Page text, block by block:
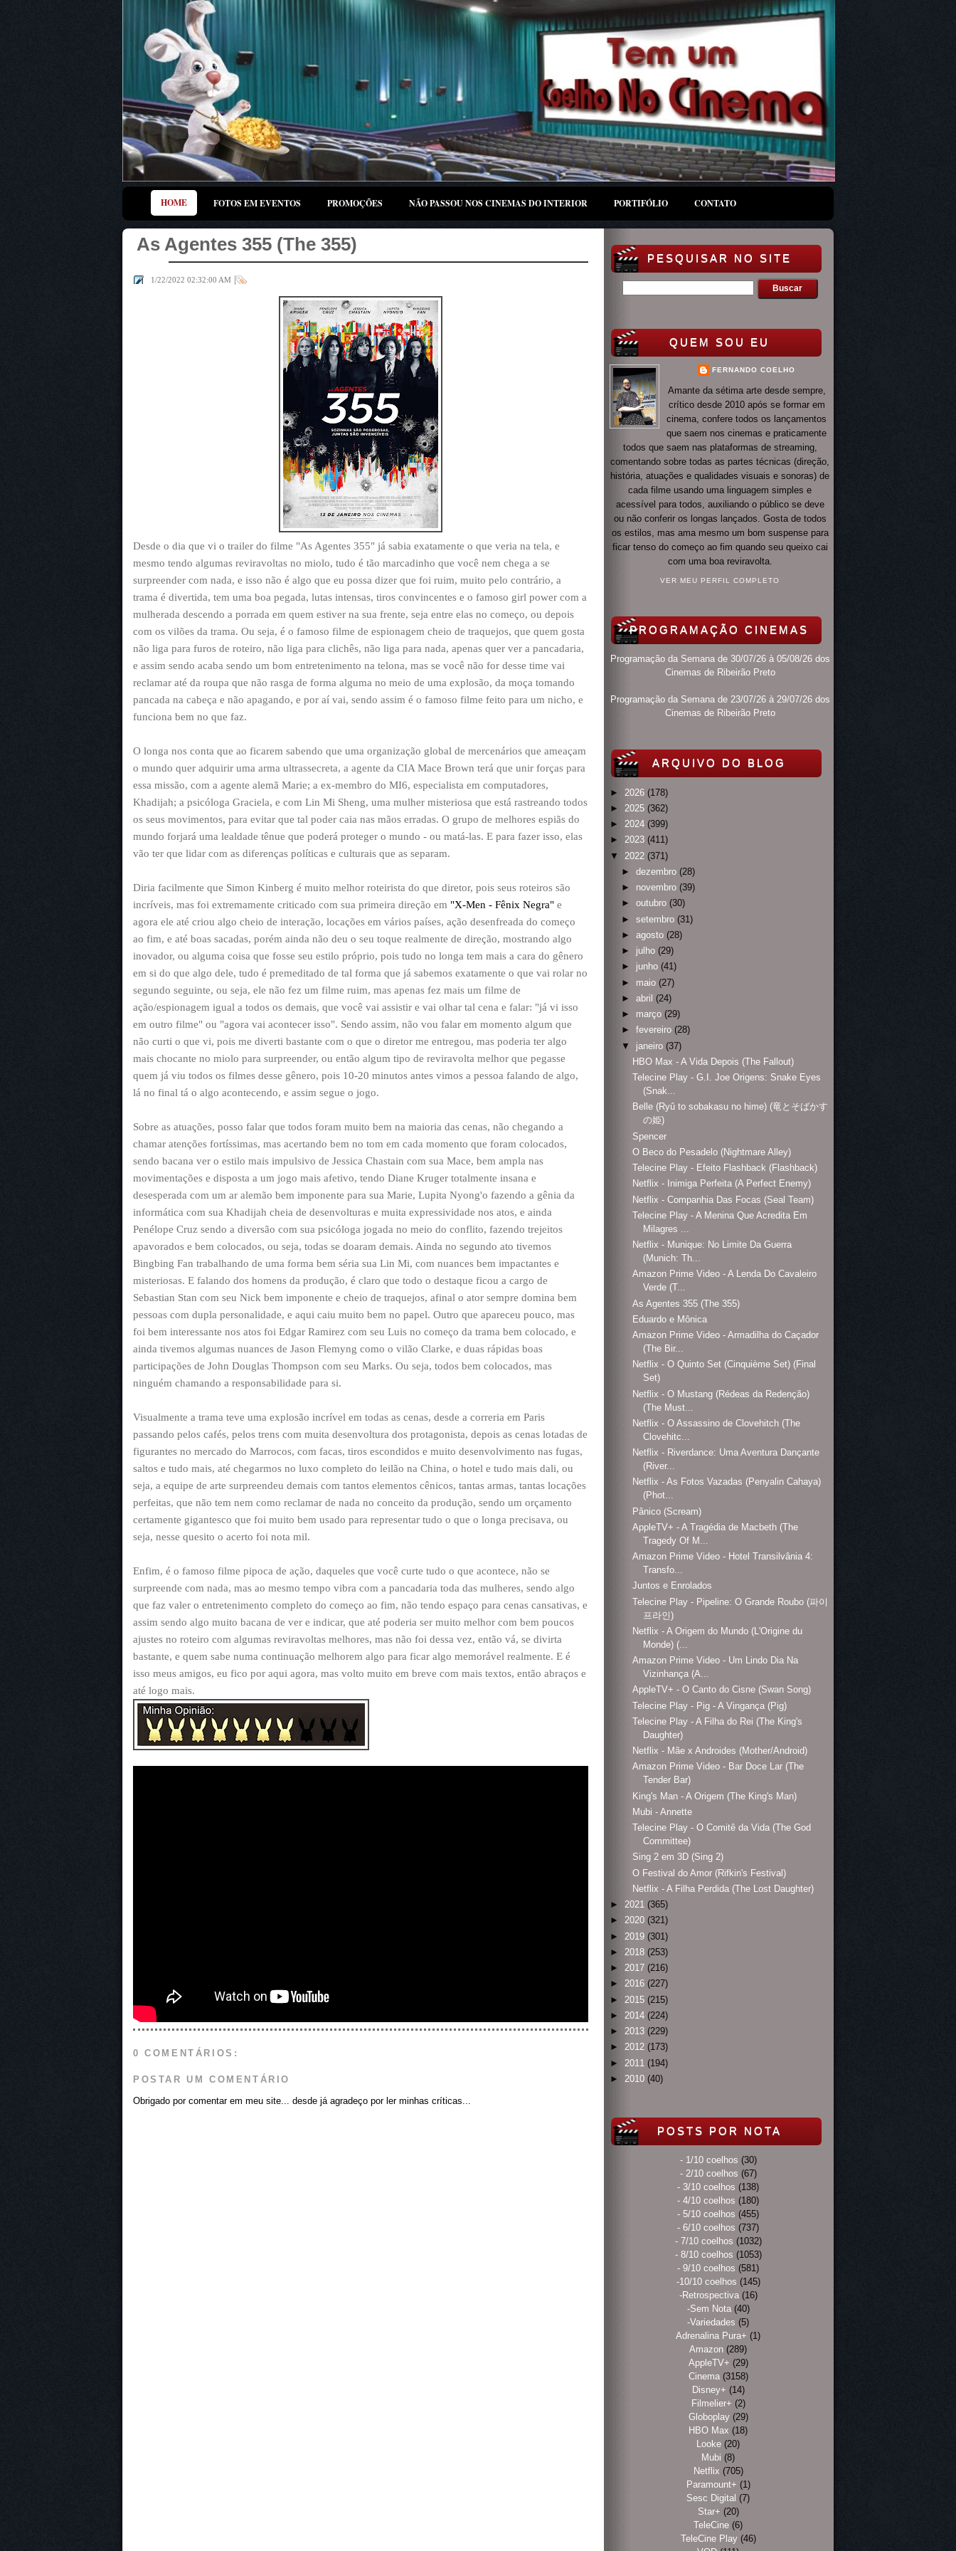
HOME FOTOS EM EVENTOS PROMOÇÕES NÃO PASSOU NOS CINEMAS DO INTERIOR PORTIFÓLIO CONTATO
As Agentes 355 (The 355)
1/22/2022 02:32:00 AM |
Desde o dia que vi o trailer do filme "As Agentes 355" já sabia exatamente o que veria na tela, e
mesmo tendo algumas reviravoltas no miolo, tudo é tão marcadinho que você nem chega a se
surpreender com nada, e isso não é algo que eu possa dizer que foi ruim, muito pelo contrário, a
trama é divertida, tem uma boa pegada, lutas intensas, tiros convincentes e o famoso girl power com a
mulherada descendo a porrada em quem estiver na sua frente, seja entre elas no começo, ou depois
com os vilões da trama. Ou seja, é o famoso filme de espionagem cheio de traquejos, que quem gosta
não liga para furos de roteiro, não liga para clichês, não liga para nada, apenas quer ver a pancadaria,
e assim sendo acaba sendo um bom entretenimento na telona, mas se você não for desse time vai
reclamar até da roupa que não rasga de forma alguma no meio de uma explosão, da moça tomando
pancada na cabeça e não apagando, e por aí vai, sendo assim é o famoso filme feito para um nicho, e
funciona bem no que faz.
O longa nos conta que ao ficarem sabendo que uma organização global de mercenários que ameaçam
o mundo quer adquirir uma arma ultrassecreta, a agente da CIA Mace Brown terá que unir forças para
essa missão, com a agente alemã Marie; a ex-membro do MI6, especialista em computadores,
Khadijah; a psicóloga Graciela, e com Lin Mi Sheng, uma mulher misteriosa que está rastreando todos
os seus movimentos, para evitar que tal poder caia nas mãos erradas. O grupo de melhores espiãs do
mundo forjará uma lealdade tênue que poderá proteger o mundo - ou matá-las. E para fazer isso, elas
vão ter que lidar com as diferenças políticas e culturais que as separam.
Diria facilmente que Simon Kinberg é muito melhor roteirista do que diretor, pois seus roteiros são
incríveis, mas foi extremamente criticado com sua primeira direção em "X-Men - Fênix Negra" e
agora ele até criou algo cheio de interação, locações em vários países, ação desenfreada do começo
ao fim, e até boas sacadas, porém ainda não deu o seu toque realmente de direção, mostrando algo
inovador, ou alguma coisa que fosse seu estilo próprio, pois tudo no longa tem mais a cara do gênero
em si do que algo dele, tudo é premeditado de tal forma que já sabemos exatamente o que vai rolar no
segundo seguinte, ou seja, ele não fez um filme ruim, mas apenas fez mais um filme de
ação/espionagem igual a todos os demais, que você vai assistir e vai olhar tal cena e falar: "já vi isso
em outro filme" ou "agora vai acontecer isso". Sendo assim, não vou falar em momento algum que
não curti o que vi, pois me diverti bastante com o que o diretor me entregou, mas poderia ter algo
mais chocante no miolo para surpreender, ou então algum tipo de reviravolta melhor que pegasse
quem já viu todos os filmes desse gênero, pois 10-20 minutos antes vimos a pessoa falando de algo,
lá no final tá o algo acontecendo, e assim segue o jogo.
Sobre as atuações, posso falar que todos foram muito bem na maioria das cenas, não chegando a
chamar atenções fortíssimas, mas acertando bem no tom em cada momento que foram colocados,
sendo bacana ver o estilo mais impulsivo de Jessica Chastain com sua Mace, bem ampla nas
movimentações e disposta a um jogo mais afetivo, tendo Diane Kruger totalmente insana e
desesperada com um ar alemão bem imponente para sua Marie, Lupita Nyong'o fazendo a gênia da
informática com sua Khadijah cheia de desenvolturas e muita expressividade nos atos, e ainda
Penélope Cruz sendo a diversão com sua psicóloga jogada no meio do conflito, fazendo trejeitos
apavorados e bem colocados, ou seja, todas se doaram demais. Ainda no segundo ato tivemos
Bingbing Fan trabalhando de uma forma bem séria sua Lin Mi, com nuances bem impactantes e
misteriosas. E falando dos homens da produção, é claro que todo o destaque ficou a cargo de
Sebastian Stan com seu Nick bem imponente e cheio de traquejos, afinal o ator sempre domina bem
pessoas com dupla personalidade, e aqui caiu muito bem no papel. Outro que apareceu pouco, mas
foi bem interessante nos atos foi Edgar Ramirez com seu Luis no começo da trama bem colocado, e
ainda tivemos algumas nuances de Jason Flemyng como o vilão Clarke, e duas rápidas boas
participações de John Douglas Thompson com seu Marks. Ou seja, todos bem colocados, mas
ninguém chamando a responsabilidade para si.
Visualmente a trama teve uma explosão incrível em todas as cenas, desde a correria em Paris
passando pelos cafés, pelos trens com muita desenvoltura dos protagonista, depois as cenas lotadas de
figurantes no mercado do Marrocos, com facas, tiros escondidos e muito desenvolvimento nas fugas,
saltos e tudo mais, até chegarmos no luxo completo do leilão na China, o hotel e tudo mais dali, ou
seja, a equipe de arte surpreendeu demais com tantos elementos cênicos, tantas armas, tantas locações
perfeitas, que não tem nem como reclamar de nada no conceito da produção, sendo um orçamento
certamente gigantesco que foi muito bem usado para representar tudo o que o longa precisava, ou
seja, nesse quesito o acerto foi nota mil.
Enfim, é o famoso filme pipoca de ação, daqueles que você curte tudo o que acontece, não se
surpreende com nada, mas ao mesmo tempo vibra com a pancadaria toda das mulheres, sendo algo
que faz valer o entretenimento completo do começo ao fim, não tendo espaço para cenas cansativas, e
assim sendo algo muito bacana de ver e indicar, que até poderia ser muito melhor com bem poucos
ajustes no roteiro com algumas reviravoltas melhores, mas não foi dessa vez, então vá, se divirta
bastante, e quem sabe numa continuação melhorem algo para ficar algo memorável realmente. E é
isso meus amigos, eu fico por aqui agora, mas volto muito em breve com mais textos, então abraços e
até logo mais.
0 COMENTÁRIOS:
POSTAR UM COMENTÁRIO
Obrigado por comentar em meu site... desde já agradeço por ler minhas críticas...
PESQUISAR NO SITE
QUEM SOU EU
FERNANDO COELHO
Amante da sétima arte desde sempre,
crítico desde 2010 após se formar em
cinema, confere todos os lançamentos
que saem nos cinemas e praticamente
todos que saem nas plataformas de streaming,
comentando sobre todas as partes técnicas (direção,
história, atuações e qualidades visuais e sonoras) de
cada filme usando uma linguagem simples e
acessível para todos, auxiliando o público se deve
ou não conferir os longas lançados. Gosta de todos
os estilos, mas ama mesmo um bom suspense para
ficar tenso do começo ao fim quando seu queixo cai
com uma boa reviravolta.
VER MEU PERFIL COMPLETO
PROGRAMAÇÃO CINEMAS
Programação da Semana de 30/07/26 à 05/08/26 dos
Cinemas de Ribeirão Preto
Programação da Semana de 23/07/26 à 29/07/26 dos
Cinemas de Ribeirão Preto
ARQUIVO DO BLOG
► 2026 (178)
► 2025 (362)
► 2024 (399)
► 2023 (411)
▼
2022 (371)
► dezembro (28)
► novembro (39)
► outubro (30)
► setembro (31)
► agosto (28)
► julho (29)
► junho (41)
► maio (27)
► abril (24)
► março (29)
► fevereiro (28)
▼
janeiro (37)
HBO Max - A Vida Depois (The Fallout)
Telecine Play - G.I. Joe Origens: Snake Eyes
(Snak...
Belle (Ryû to sobakasu no hime) (竜とそばかす
の姫)
Spencer
O Beco do Pesadelo (Nightmare Alley)
Telecine Play - Efeito Flashback (Flashback)
Netflix - Inimiga Perfeita (A Perfect Enemy)
Netflix - Companhia Das Focas (Seal Team)
Telecine Play - A Menina Que Acredita Em
Milagres ...
Netflix - Munique: No Limite Da Guerra
(Munich: Th...
Amazon Prime Video - A Lenda Do Cavaleiro
Verde (T...
As Agentes 355 (The 355)
Eduardo e Mônica
Amazon Prime Video - Armadilha do Caçador
(The Bir...
Netflix - O Quinto Set (Cinquième Set) (Final
Set)
Netflix - O Mustang (Rédeas da Redenção)
(The Must...
Netflix - O Assassino de Clovehitch (The
Clovehitc...
Netflix - Riverdance: Uma Aventura Dançante
(River...
Netflix - As Fotos Vazadas (Penyalin Cahaya)
(Phot...
Pânico (Scream)
AppleTV+ - A Tragédia de Macbeth (The
Tragedy Of M...
Amazon Prime Video - Hotel Transilvânia 4:
Transfo...
Juntos e Enrolados
Telecine Play - Pipeline: O Grande Roubo (파이
프라인)
Netflix - A Origem do Mundo (L'Origine du
Monde) (...
Amazon Prime Video - Um Lindo Dia Na
Vizinhança (A...
AppleTV+ - O Canto do Cisne (Swan Song)
Telecine Play - Pig - A Vingança (Pig)
Telecine Play - A Filha do Rei (The King's
Daughter)
Netflix - Mãe x Androides (Mother/Android)
Amazon Prime Video - Bar Doce Lar (The
Tender Bar)
King's Man - A Origem (The King's Man)
Mubi - Annette
Telecine Play - O Comitê da Vida (The God
Committee)
Sing 2 em 3D (Sing 2)
O Festival do Amor (Rifkin's Festival)
Netflix - A Filha Perdida (The Lost Daughter)
► 2021 (365)
► 2020 (321)
► 2019 (301)
► 2018 (253)
► 2017 (216)
► 2016 (227)
► 2015 (215)
► 2014 (224)
► 2013 (229)
► 2012 (173)
► 2011 (194)
► 2010 (40)
POSTS POR NOTA
- 1/10 coelhos (30)
- 2/10 coelhos (67)
- 3/10 coelhos (138)
- 4/10 coelhos (180)
- 5/10 coelhos (455)
- 6/10 coelhos (737)
- 7/10 coelhos (1032)
- 8/10 coelhos (1053)
- 9/10 coelhos (581)
-10/10 coelhos (145)
-Retrospectiva (16)
-Sem Nota (40)
-Variedades (5)
Adrenalina Pura+ (1)
Amazon (289)
AppleTV+ (29)
Cinema (3158)
Disney+ (14)
Filmelier+ (2)
Globoplay (29)
HBO Max (18)
Looke (20)
Mubi (8)
Netflix (705)
Paramount+ (1)
Sesc Digital (7)
Star+ (20)
TeleCine (6)
TeleCine Play (46)